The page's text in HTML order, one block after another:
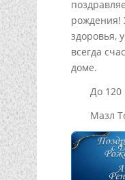
рождения!
здоровья,
всегда
доме.
До 120
Мазл